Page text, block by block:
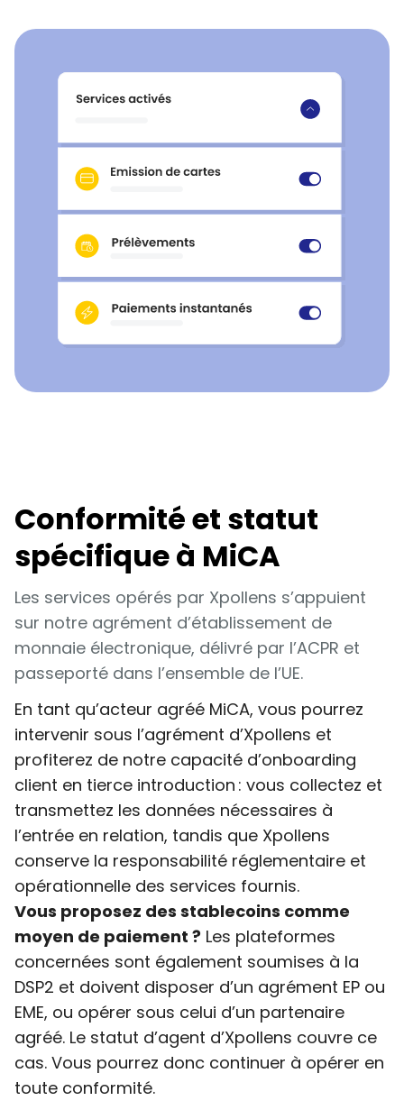
Conformité et statut
spécifique à MiCA
Les services opérés par Xpollens s’appuient
sur notre agrément d’établissement de
monnaie électronique, délivré par l’ACPR et
passeporté dans l’ensemble de l’UE.
En tant qu’acteur agréé MiCA, vous pourrez
intervenir sous l’agrément d’Xpollens et
profiterez de notre capacité d’onboarding
client en tierce introduction : vous collectez et
transmettez les données nécessaires à
l’entrée en relation, tandis que Xpollens
conserve la responsabilité réglementaire et
opérationnelle des services fournis.
Vous proposez des stablecoins comme
moyen de paiement ? Les plateformes
concernées sont également soumises à la
DSP2 et doivent disposer d’un agrément EP ou
EME, ou opérer sous celui d’un partenaire
agréé. Le statut d’agent d’Xpollens couvre ce
cas. Vous pourrez donc continuer à opérer en
toute conformité.